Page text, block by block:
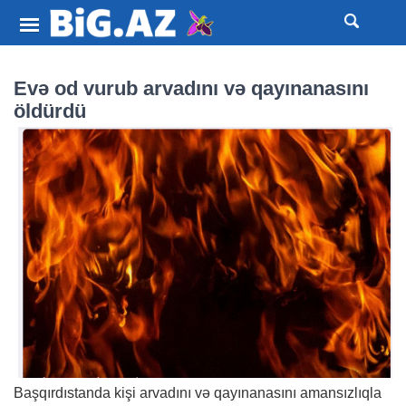
Evə od vurub arvadını və qayınanasını
öldürdü
Başqırdıstanda kişi arvadını və qayınanasını amansızlıqla